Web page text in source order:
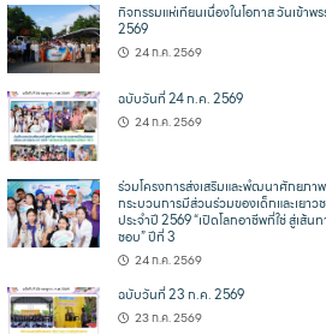
กิจกรรมแห่เทียนเนื่องในโอกาส วันเข้าพ
2569
24 ก.ค. 2569
ฉบับวันที่ 24 ก.ค. 2569
24 ก.ค. 2569
ร่วมโครงการส่งเสริมและพํฒนาศักยภา
กระบวนการมีส่วนร่วมของเด็กและเยาว
ประจำปี 2569 “เปิดโลกอาชีพที่ใช่ สู่เส้น
ชอบ” ปีที่ 3
24 ก.ค. 2569
ฉบับวันที่ 23 ก.ค. 2569
23 ก.ค. 2569